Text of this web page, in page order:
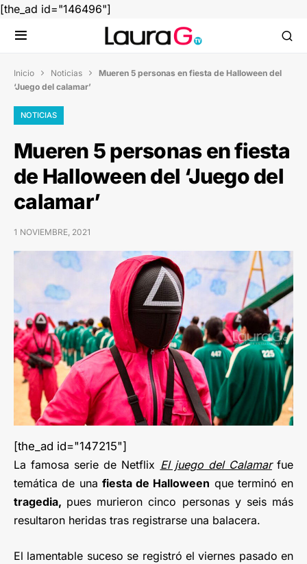
[the_ad id="146496"]
Inicio  Noticias  Mueren 5 personas en fiesta de Halloween del
‘Juego del calamar’
NOTICIAS
Mueren 5 personas en fiesta
de Halloween del ‘Juego del
calamar’
1 NOVIEMBRE, 2021
[the_ad id="147215"]
La famosa serie de Netflix El juego del Calamarfue
temática de una fiesta de Halloween que terminó en
tragedia, pues murieron cinco personas y seis más
resultaron heridas tras registrarse una balacera.
El lamentable suceso se registró el viernes pasado en